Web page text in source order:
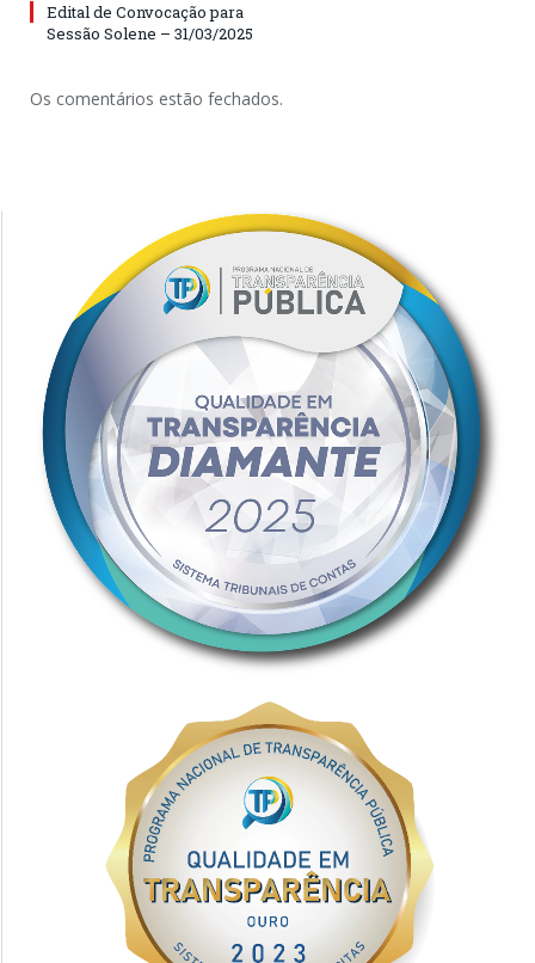
Edital de Convocação para
Sessão Solene – 31/03/2025
Os comentários estão fechados.